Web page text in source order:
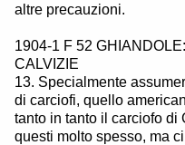
altre precauzioni.
1904-1 F 52
CALVIZIE
13. Specialmente
di carciofi, quello
tanto in tanto il carciofo di
questi molto spesso, ma